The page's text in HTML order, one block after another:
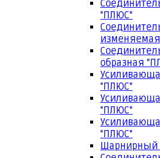
"ПЛЮС"
образная
"ПЛЮС"
"ПЛЮС"
"ПЛЮС"
Шарнирный